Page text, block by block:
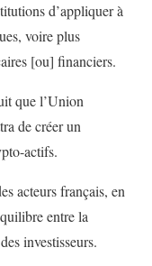
d’appliquer à
voire plus
[ou] financiers.
que l’Union
de créer un
actifs.
acteurs français, en
entre la
investisseurs.